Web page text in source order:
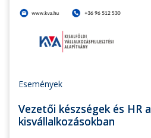
Események
Vezetői készségek és HR a
kisvállalkozásokban